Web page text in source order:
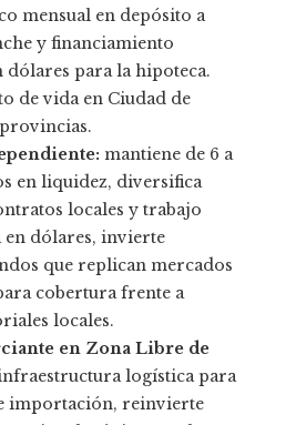
mensual en depósito a
y financiamiento
dólares para la hipoteca.
de vida en Ciudad de
mantiene de 6 a
en liquidez, diversifica
locales y trabajo
en dólares, invierte
que replican mercados
cobertura frente a
locales.
en Zona Libre de
logística para
importación, reinvierte